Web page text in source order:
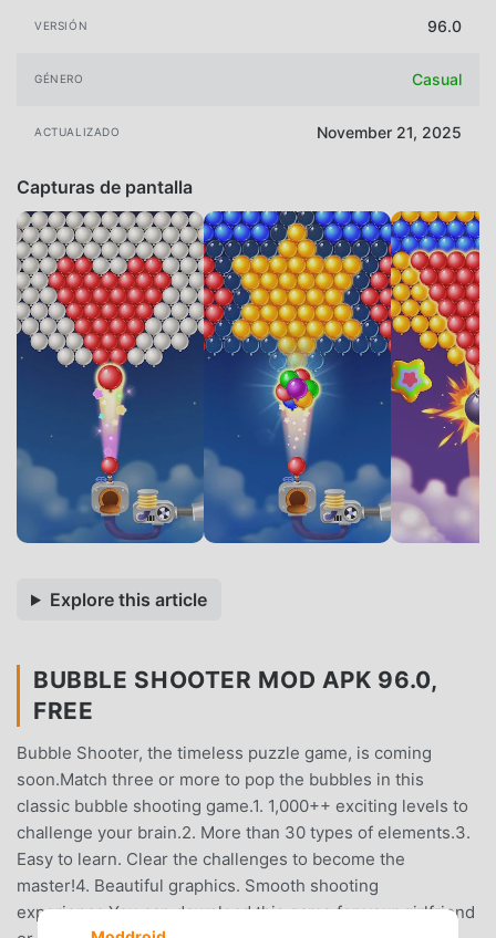
VERSIÓN 96.0
GÉNERO Casual
ACTUALIZADO November 21, 2025
Capturas de pantalla
Explore this article
BUBBLE SHOOTER MOD APK 96.0,
FREE
Bubble Shooter, the timeless puzzle game, is coming
soon.Match three or more to pop the bubbles in this
classic bubble shooting game.1. 1,000++ exciting levels to
challenge your brain.2. More than 30 types of elements.3.
Easy to learn. Clear the challenges to become the
master!4. Beautiful graphics. Smooth shooting
experience.You can download this game for your girlfriend